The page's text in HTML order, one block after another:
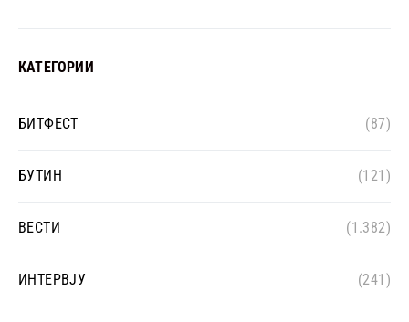
КАТЕГОРИИ
БИТФЕСТ (87)
БУТИН (121)
ВЕСТИ (1.382)
ИНТЕРВЈУ (241)